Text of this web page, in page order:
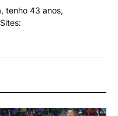
tenho 43 anos,